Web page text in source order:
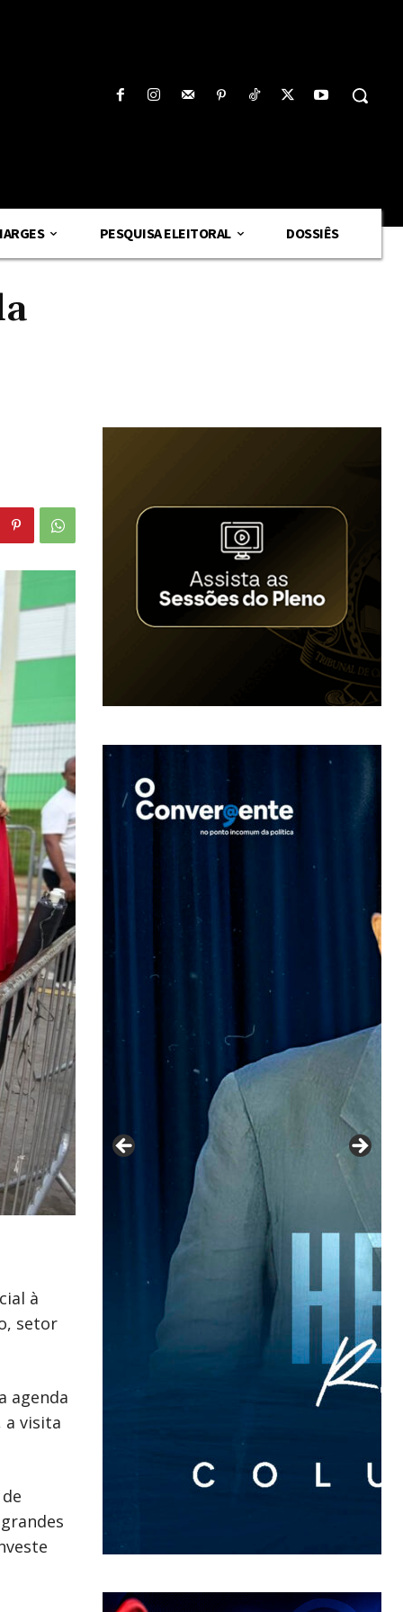
PESQUISA ELEITORAL DOSSIÊS
à
setor
agenda
a visita